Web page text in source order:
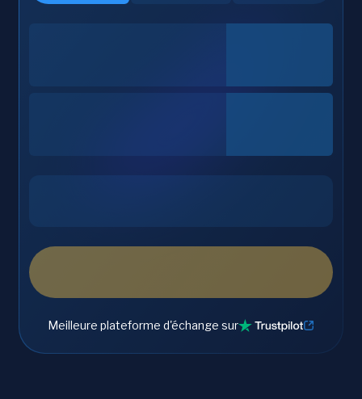
Meilleure plateforme d'échange sur